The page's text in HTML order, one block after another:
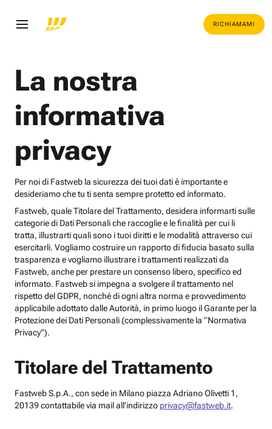
RICHIAMAMI
La nostra
informativa
privacy
Per noi di Fastweb la sicurezza dei tuoi dati è importante e
desideriamo che tu ti senta sempre protetto ed informato.
Fastweb, quale Titolare del Trattamento, desidera informarti sulle
categorie di Dati Personali che raccoglie e le finalità per cui li
tratta, illustrarti quali sono i tuoi diritti e le modalità attraverso cui
esercitarli. Vogliamo costruire un rapporto di fiducia basato sulla
trasparenza e vogliamo illustrare i trattamenti realizzati da
Fastweb, anche per prestare un consenso libero, specifico ed
informato. Fastweb si impegna a svolgere il trattamento nel
rispetto del GDPR, nonché di ogni altra norma e provvedimento
applicabile adottato dalle Autorità, in primo luogo il Garante per la
Protezione dei Dati Personali (complessivamente la “Normativa
Privacy”).
Titolare del Trattamento
Fastweb S.p.A., con sede in Milano piazza Adriano Olivetti 1,
20139 contattabile via mail all’indirizzo privacy@fastweb.it.